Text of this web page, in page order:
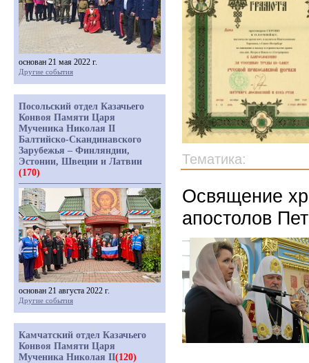
Тематика:
Освящение
апостолов
основан 21 мая 2022 г.
Другие события
Посольский отдел Казачьего
Конвоя Памяти Царя
Мученика Николая II
Балтийско-Скандинавского
Зарубежья – Финляндии,
Эстонии, Швеции и Латвии
(170)
основан 21 августа 2022 г.
Другие события
Камчатский отдел Казачьего
Конвоя Памяти Царя
Мученика Николая II(120)